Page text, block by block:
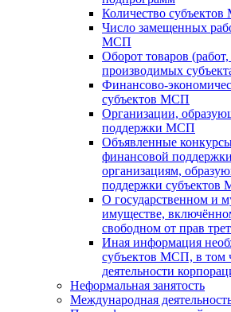
Количество
Число замещенных
МСП
Оборот товаров (работ,
производимых
Финансово-
субъектов МСП
Организации,
поддержки МСП
Объявленные
финансовой
организациям,
поддержки
О государственном и
имуществе,
свободном от прав
Иная информация
субъектов МСП, в том
деятельности
Неформальная занятость
Международная